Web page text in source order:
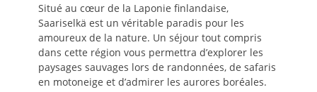
Situé au cœur de la Laponie finlandaise,
Saariselkä est un véritable paradis pour les
amoureux de la nature. Un séjour tout compris
dans cette région vous permettra d’explorer les
paysages sauvages lors de randonnées, de safaris
en motoneige et d’admirer les aurores boréales.